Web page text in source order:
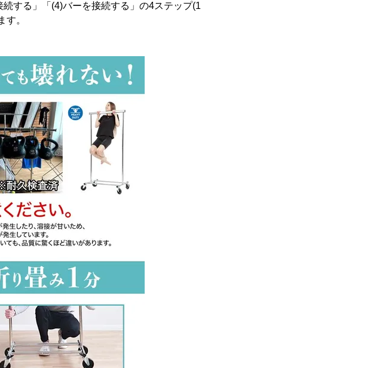
する」「(4)バーを接続する」の4ステップ(1
。